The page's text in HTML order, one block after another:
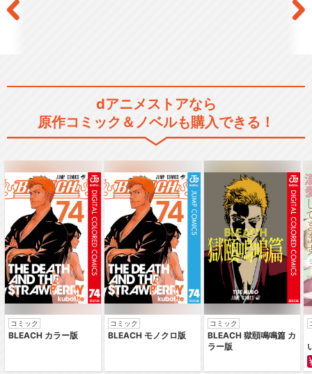
イナズマイレブン アレスの天
イナズマイレブン オリオンの
刻印
軍団オーガ襲来
dアニメストアなら
原作コミック＆ノベルも購入できる！
コミック
BLEACH カラー版
コミック
BLEACH モノクロ版
コミック
BLEACH 獄頤鳴鳴篇 カ
ラー版